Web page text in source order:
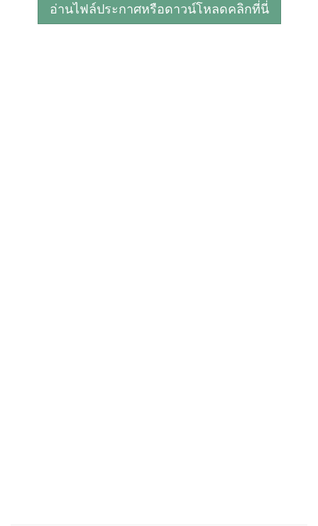
อ่านไฟล์ประกาศหรือดาวน์โหลดคลิกที่นี่